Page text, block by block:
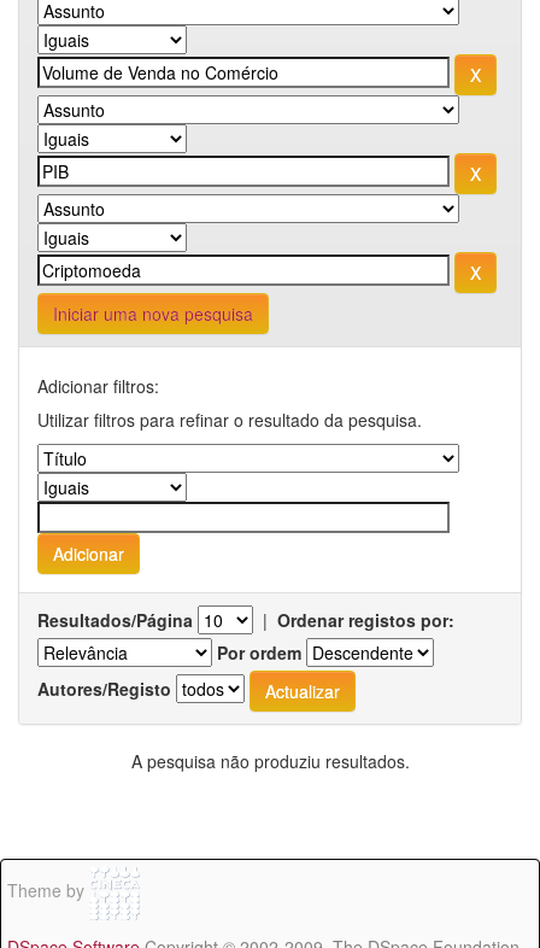
Iniciar uma nova pesquisa
Adicionar filtros:
Utilizar filtros para refinar o resultado da pesquisa.
Resultados/Página | Ordenar registos por:
Por ordem
Autores/Registo
A pesquisa não produziu resultados.
Theme by